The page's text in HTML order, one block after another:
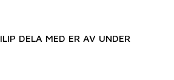
DELA MED ER AV UNDER